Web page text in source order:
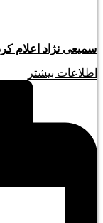
اطلاعات بیشتر